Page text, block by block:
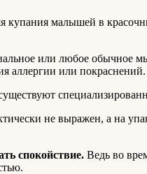
малышей в
или любое обычное
аллергии или покраснений.
не выражен, а на
спокойствие. Ведь во